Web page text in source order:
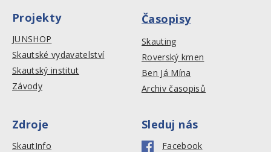
Projekty
JUNSHOP
Skautské vydavatelství
Skautský institut
Závody
Časopisy
Skauting
Roverský kmen
Ben Já Mína
Archiv časopisů
Zdroje
SkautInfo
Sleduj nás
Facebook